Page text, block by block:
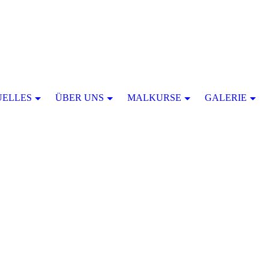
ÜBER UNS MALKURSE GALERIE